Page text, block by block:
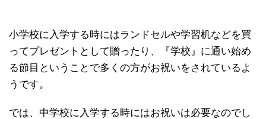
小学校に入学する時にはランドセルや学習机などを買
ってプレゼントとして贈ったり、『学校』に通い始め
る節目ということで多くの方がお祝いをされているよ
うです。
では、中学校に入学する時にはお祝いは必要なのでし